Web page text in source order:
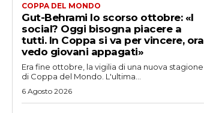
COPPA DEL MONDO
Gut-Behrami lo scorso ottobre: «I
social? Oggi bisogna piacere a
tutti. In Coppa si va per vincere, ora
vedo giovani appagati»
Era fine ottobre, la vigilia di una nuova stagione
di Coppa del Mondo. L'ultima...
6 Agosto 2026